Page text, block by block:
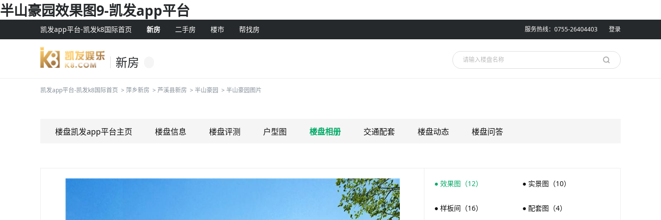
半山豪园效果图9-凯发app平台
凯发app平台-凯发k8国际首页 新房 二手房 楼市 帮找房 服务热线：0755-26404403 登录
新房
凯发app平台-凯发k8国际首页 > 萍乡新房 > 芦溪县新房 > 半山豪园 > 半山豪园图片
楼盘凯发app平台主页 楼盘信息 楼盘评测 户型图 楼盘相册 交通配套 楼盘动态 楼盘问答
● 效果图（12） ● 实景图（10）
● 样板间（16） ● 配套图（4）